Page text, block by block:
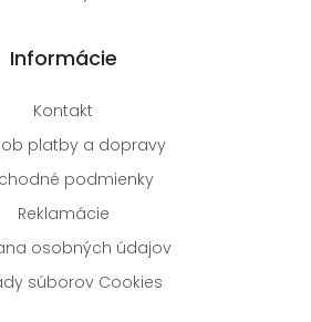
Informácie
Kontakt
platby a dopravy
podmienky
Reklamácie
osobných údajov
súborov Cookies